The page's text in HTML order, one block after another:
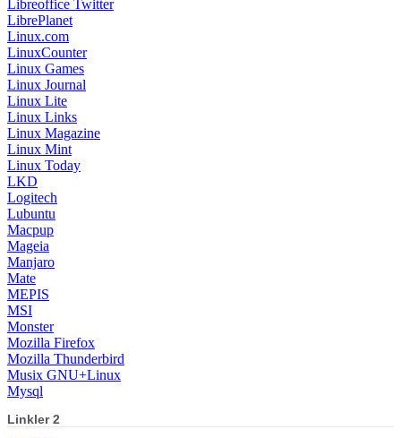
Libreoffice Twitter
LibrePlanet
Linux.com
LinuxCounter
Linux Games
Linux Journal
Linux Lite
Linux Links
Linux Magazine
Linux Mint
Linux Today
LKD
Logitech
Lubuntu
Macpup
Mageia
Manjaro
Mate
MEPIS
MSI
Monster
Mozilla Firefox
Mozilla Thunderbird
Musix GNU+Linux
Mysql
Linkler 2